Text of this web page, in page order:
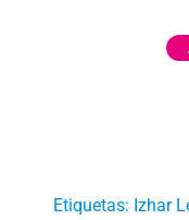
Etiquetas: Izhar